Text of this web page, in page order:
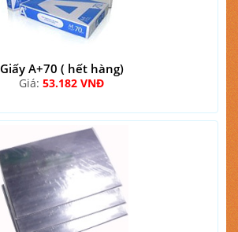
Giấy A+70 ( hết hàng)
Giá: 53.182 VNĐ